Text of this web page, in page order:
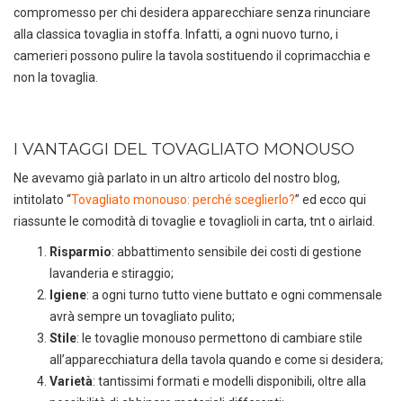
Puoi facilmente conoscere tutti i
nostri prodotti
scaricando i cataloghi in PDF.
CLICCA SULLE IMMAGINI
compromesso per chi desidera apparecchiare senza rinunciare
alla classica tovaglia in stoffa. Infatti, a ogni nuovo turno, i
camerieri possono pulire la tavola sostituendo il coprimacchia e
non la tovaglia.
I VANTAGGI DEL TOVAGLIATO MONOUSO
Ne avevamo già parlato in un altro articolo del nostro blog,
intitolato “Tovagliato monouso: perché sceglierlo?” ed ecco qui
riassunte le comodità di tovaglie e tovaglioli in carta, tnt o airlaid.
Risparmio: abbattimento sensibile dei costi di gestione
lavanderia e stiraggio;
Igiene: a ogni turno tutto viene buttato e ogni commensale
avrà sempre un tovagliato pulito;
Stile: le tovaglie monouso permettono di cambiare stile
all’apparecchiatura della tavola quando e come si desidera;
Varietà: tantissimi formati e modelli disponibili, oltre alla